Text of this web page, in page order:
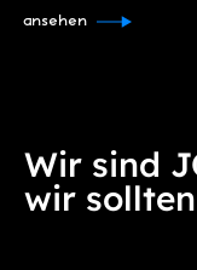
ansehen
Wir sind
wir